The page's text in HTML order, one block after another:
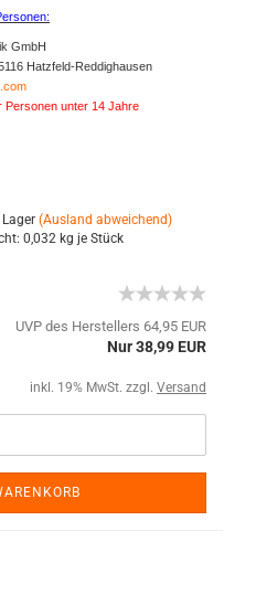
GmbH
Hatzfeld-Reddighausen
Personen unter 14 Jahre
(Ausland abweichend)
0,032 kg je Stück
UVP des Herstellers 64,95 EUR
Nur 38,99 EUR
inkl. 19% MwSt. zzgl. Versand